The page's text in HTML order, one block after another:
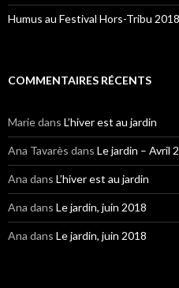
Humus au Festival Hors-Tribu 2018
COMMENTAIRES RÉCENTS
Mariedans L’hiver est au jardin
Ana Tavarès dans Le jardin – Avril
Ana dans L’hiver est au jardin
Ana dans Le jardin, juin 2018
Ana dans Le jardin, juin 2018